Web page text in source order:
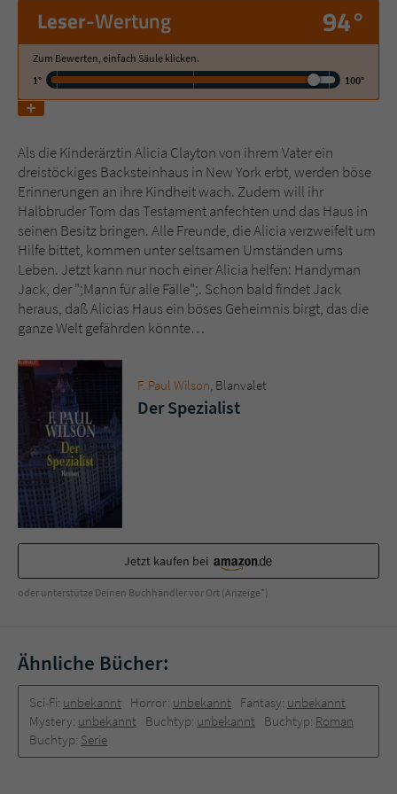
Leser-Wertung 94°
Zum Bewerten, einfach Säule klicken.
1°
100°
Als die Kinderärztin Alicia Clayton von ihrem Vater ein
dreistöckiges Backsteinhaus in New York erbt, werden böse
Erinnerungen an ihre Kindheit wach. Zudem will ihr
Halbbruder Tom das Testament anfechten und das Haus in
seinen Besitz bringen. Alle Freunde, die Alicia verzweifelt um
Hilfe bittet, kommen unter seltsamen Umständen ums
Leben. Jetzt kann nur noch einer Alicia helfen: Handyman
Jack, der ";Mann für alle Fälle";. Schon bald findet Jack
heraus, daß Alicias Haus ein böses Geheimnis birgt, das die
ganze Welt gefährden könnte…
F. Paul Wilson, Blanvalet
Der Spezialist
Jetzt kaufen bei
oder unterstütze Deinen Buchhändler vor Ort (Anzeige*)
Ähnliche Bücher:
Sci-Fi: unbekannt Horror: unbekannt Fantasy: unbekannt
Mystery: unbekannt Buchtyp: unbekannt Buchtyp: Roman
Buchtyp: Serie
Name tx_pwcomments_ahash
Anbieter Literatur-Couch Medien GmbH & Co. KG
Zweck Cookie für Kommentare einzelner Buchtitel
Name fe_typo_user
Anbieter Literatur-Couch Medien GmbH & Co. KG
Laufzeit Session
Zweck
Benutzer. Es wird benötigt um z. B. den
Sicherheitscode des Kontaktformulars zu
überprüfen.